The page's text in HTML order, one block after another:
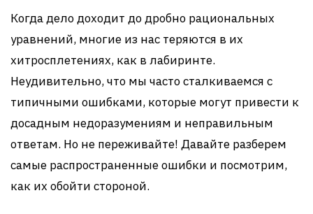
Когда дело доходит до дробно рациональных
уравнений, многие из нас теряются в их
хитросплетениях, как в лабиринте.
Неудивительно, что мы часто сталкиваемся с
типичными ошибками, которые могут привести к
досадным недоразумениям и неправильным
ответам. Но не переживайте! Давайте разберем
самые распространенные ошибки и посмотрим,
как их обойти стороной.